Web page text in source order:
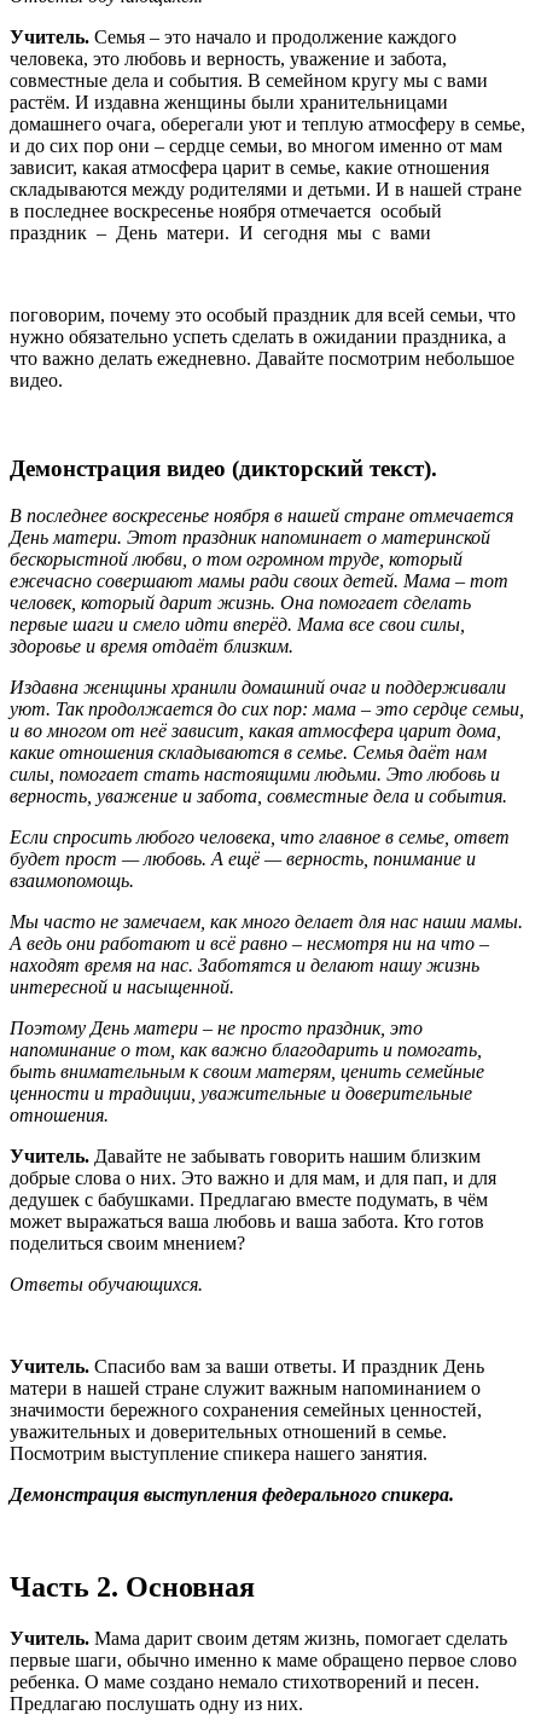
Учитель. Семья – это начало и продолжение каждого
человека, это любовь и верность, уважение и забота,
совместные дела и события. В семейном кругу мы с вами
растём. И издавна женщины были хранительницами
домашнего очага, оберегали уют и теплую атмосферу в семье,
и до сих пор они – сердце семьи, во многом именно от мам
зависит, какая атмосфера царит в семье, какие отношения
складываются между родителями и детьми. И в нашей стране
в последнее воскресенье ноября отмечается особый
праздник – День матери. И сегодня мы с вами
поговорим, почему это особый праздник для всей семьи, что
нужно обязательно успеть сделать в ожидании праздника, а
что важно делать ежедневно. Давайте посмотрим небольшое
видео.
Демонстрация видео (дикторский текст).
В последнее воскресенье ноября в нашей стране отмечается
День матери. Этот праздник напоминает о материнской
бескорыстной любви, о том огромном труде, который
ежечасно совершают мамы ради своих детей. Мама – тот
человек, который дарит жизнь. Она помогает сделать
первые шаги и смело идти вперёд. Мама все свои силы,
здоровье и время отдаёт близким.
Издавна женщины хранили домашний очаг и поддерживали
уют. Так продолжается до сих пор: мама – это сердце семьи,
и во многом от неё зависит, какая атмосфера царит дома,
какие отношения складываются в семье. Семья даёт нам
силы, помогает стать настоящими людьми. Это любовь и
верность, уважение и забота, совместные дела и события.
Если спросить любого человека, что главное в семье, ответ
будет прост — любовь. А ещё — верность, понимание и
взаимопомощь.
Мы часто не замечаем, как много делает для нас наши мамы.
А ведь они работают и всё равно – несмотря ни на что –
находят время на нас. Заботятся и делают нашу жизнь
интересной и насыщенной.
Поэтому День матери – не просто праздник, это
напоминание о том, как важно благодарить и помогать,
быть внимательным к своим матерям, ценить семейные
ценности и традиции, уважительные и доверительные
отношения.
Учитель. Давайте не забывать говорить нашим близким
добрые слова о них. Это важно и для мам, и для пап, и для
дедушек с бабушками. Предлагаю вместе подумать, в чём
может выражаться ваша любовь и ваша забота. Кто готов
поделиться своим мнением?
Ответы обучающихся.
Учитель. Спасибо вам за ваши ответы. И праздник День
матери в нашей стране служит важным напоминанием о
значимости бережного сохранения семейных ценностей,
уважительных и доверительных отношений в семье.
Посмотрим выступление спикера нашего занятия.
Демонстрация выступления федерального спикера.
Часть 2. Основная
Учитель. Мама дарит своим детям жизнь, помогает сделать
первые шаги, обычно именно к маме обращено первое слово
ребенка. О маме создано немало стихотворений и песен.
Предлагаю послушать одну из них.